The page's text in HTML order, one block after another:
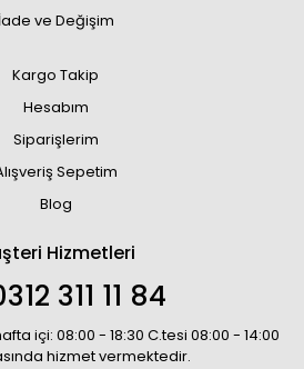
İade ve Değişim
Kargo Takip
Hesabım
Siparişlerim
Sepetim
Blog
Hizmetleri
311 11 84
içi: 08:00 - 18:30 C.tesi 08:00 - 14:00
hizmet vermektedir.